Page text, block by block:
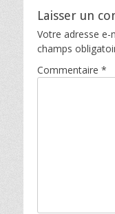
Laisser un
Votre adresse e-
champs
Commentaire *